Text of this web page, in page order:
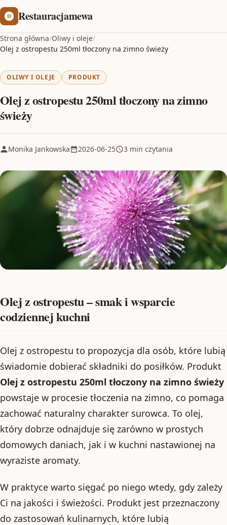
Restauracjamewa
Strona główna/Oliwy i oleje/
Olej z ostropestu 250ml tłoczony na zimno świeży
OLIWY I OLEJE PRODUKT
Olej z ostropestu 250ml tłoczony na zimno
świeży
Monika Jankowska 2026-06-25 3 min czytania
Olej z ostropestu – smak i wsparcie
codziennej kuchni
Olej z ostropestu to propozycja dla osób, które lubią
świadomie dobierać składniki do posiłków. Produkt
Olej z ostropestu 250ml tłoczony na zimno świeży
powstaje w procesie tłoczenia na zimno, co pomaga
zachować naturalny charakter surowca. To olej,
który dobrze odnajduje się zarówno w prostych
domowych daniach, jak i w kuchni nastawionej na
wyraziste aromaty.
W praktyce warto sięgać po niego wtedy, gdy zależy
Ci na jakości i świeżości. Produkt jest przeznaczony
do zastosowań kulinarnych, które lubią